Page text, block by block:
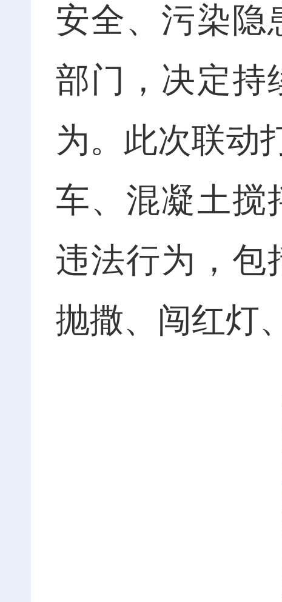
安全、污染隐
部门，决定持
为。此次联动
车、混凝土搅
违法行为，包
抛撒、闯红灯